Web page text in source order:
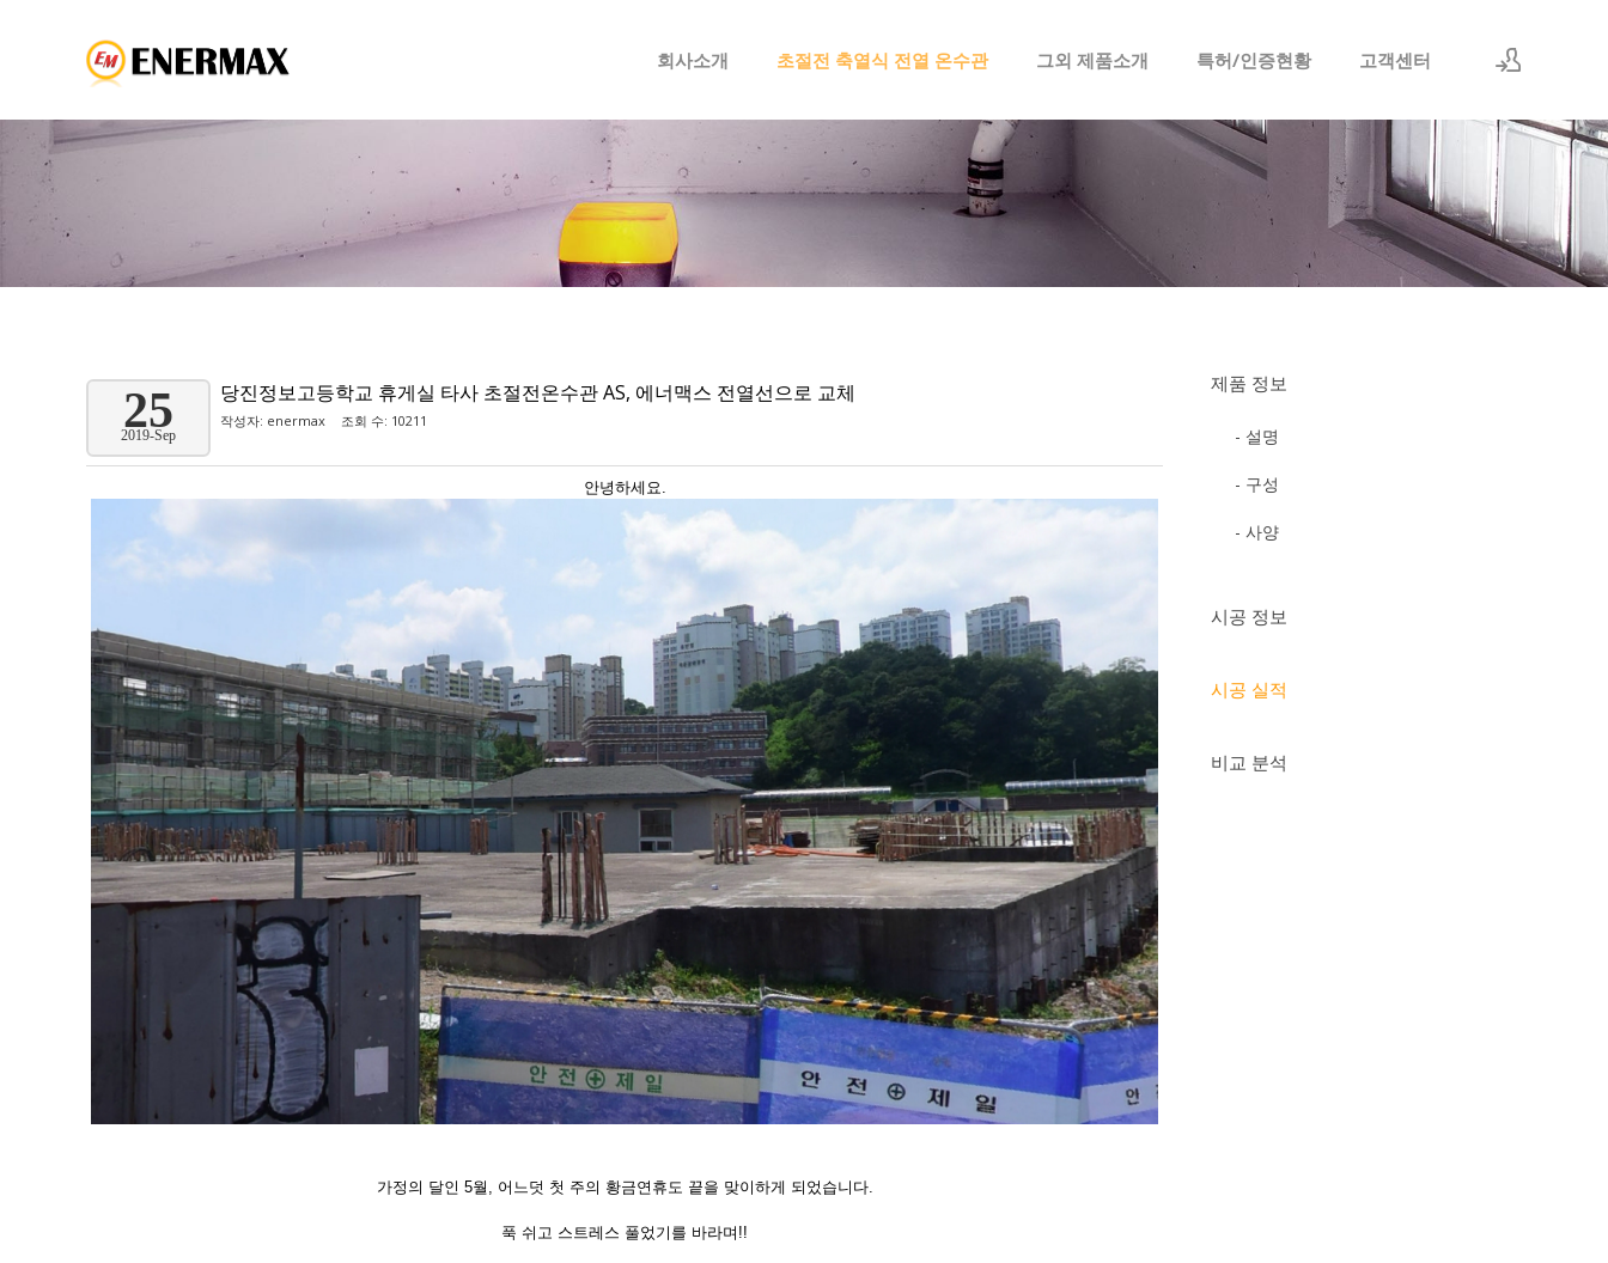
로그인
회원가입
회사소개 초절전 축열식 전열 온수관 그외 제품소개 특허/인증현황 고객센터
제품 정보
- 설명
- 구성
- 사양
시공 정보
시공 실적
비교 분석
25
2019-Sep
당진정보고등학교 휴게실 타사 초절전온수관 AS, 에너맥스 전열선으로 교체
작성자: enermax 조회 수: 10211
안녕하세요.
가정의 달인 5월, 어느덧 첫 주의 황금연휴도 끝을 맞이하게 되었습니다.
푹 쉬고 스트레스 풀었기를 바라며!!